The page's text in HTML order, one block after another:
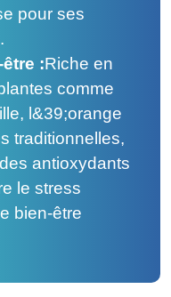
pour ses
:Riche en
comme
l&39;orange
traditionnelles,
antioxydants
le stress
bien-être